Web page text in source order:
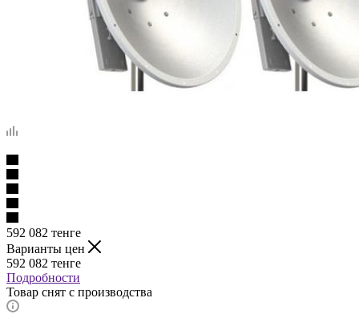
592 082 тенге
Варианты цен
592 082 тенге
Подробности
Товар снят с производства